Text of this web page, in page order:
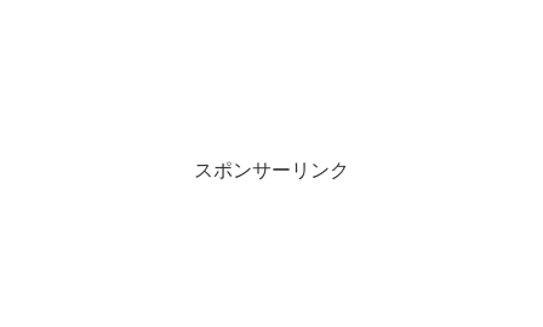
スポンサーリンク